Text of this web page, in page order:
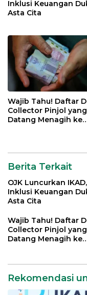
Inklusi Keuangan
Asta Cita
Wajib Tahu! Daftar
Collector Pinjol
Datang Menagih ke
Berita Terkait
OJK Luncurkan
Inklusi Keuangan
Asta Cita
Wajib Tahu! Daftar
Collector Pinjol
Datang Menagih ke
Rekomendasi